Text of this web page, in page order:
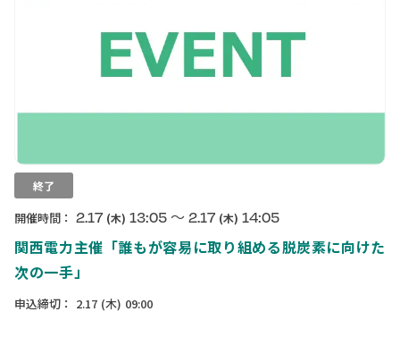
終了
開催時間： 2.17 (木) 13:05 〜 2.17 (木) 14:05
関西電力主催「誰もが容易に取り組める脱炭素に向けた
次の一手」
申込締切： 2.17 (木) 09:00